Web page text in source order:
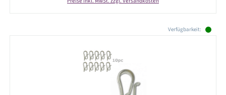
Verfügbarkeit: